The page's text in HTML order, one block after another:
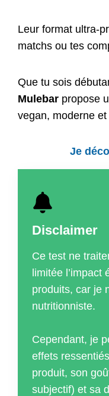
Leur format ultra-
matchs ou tes
Que tu sois
Mulebar propose
vegan, moderne
Je
Disclaimer
Ce test ne
limitée l’impact
produits, car je
nutritionniste.
Cependant, je
effets
produit, son
subjectif) et sa